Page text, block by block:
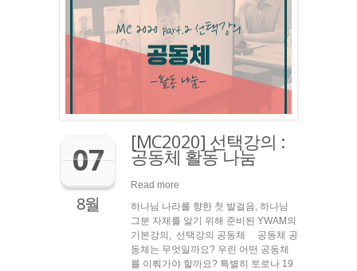
07
8월
[MC2020] 선택강의 :
공동체 활동 나눔
Read more
하나님 나라를 향한 첫 발걸음, 하나님
그분 자체를 알기 위해 준비된 YWAM의
기본강의, 선택강의 공동체 공동체 공
동체는 무엇일까요? 우린 어떤 공동체
를 이뤄가야 할까요? 특별히 토로나 19